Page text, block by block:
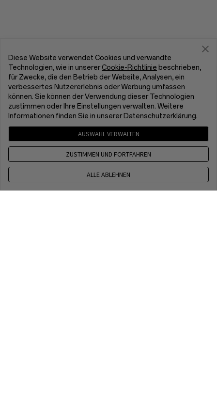
Diese Website verwendet Cookies und verwandte
Technologien, wie in unsererCookie-Richtlinie beschrieben,
für Zwecke, die den Betrieb der Website, Analysen, ein
verbessertes Nutzererlebnis oder Werbung umfassen
können. Sie können der Verwendung dieser Technologien
zustimmen oder Ihre Einstellungen verwalten. Weitere
Informationen finden Sie in unserer Datenschutzerklärung.
AUSWAHL VERWALTEN
ZUSTIMMEN UND FORTFAHREN
ALLE ABLEHNEN